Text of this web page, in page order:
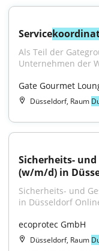
Service
Als Teil der
Unternehmen der
Gate Gourmet
Düsseldorf, Raum
Sicherheits-
(w/m/d) in
Sicherheits- und
in Düsseldorf
ecoprotec GmbH
Düsseldorf, Raum